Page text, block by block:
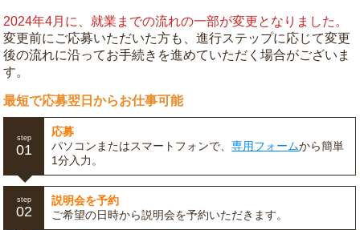
2024年4月に、就業までの流れの一部が変更となりました。
変更前にご応募いただいた方も、進行ステップに応じて変更
後の流れに沿ってお手続きを進めていただく場合がございま
す。
最短で応募翌日からお仕事可能
step
01
応募
パソコンまたはスマートフォンで、専用フォームから簡単
1分入力。
step
02
説明会を予約
ご希望の日時から説明会を予約いただきます。